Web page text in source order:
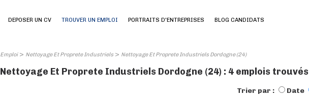
DEPOSER UN CV TROUVER UN EMPLOI PORTRAITS D'ENTREPRISES BLOG CANDIDATS
Emploi> Nettoyage Et Proprete Industriels> Nettoyage Et Proprete Industriels Dordogne (24)
Nettoyage Et Proprete Industriels Dordogne (24) : 4 emplois trouvés
Trier par : Date